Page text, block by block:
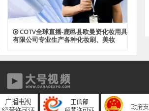
COTV全球直播-鹿邑县欧曼资化妆用具
有限公司专业生产各种化妆刷、美妆